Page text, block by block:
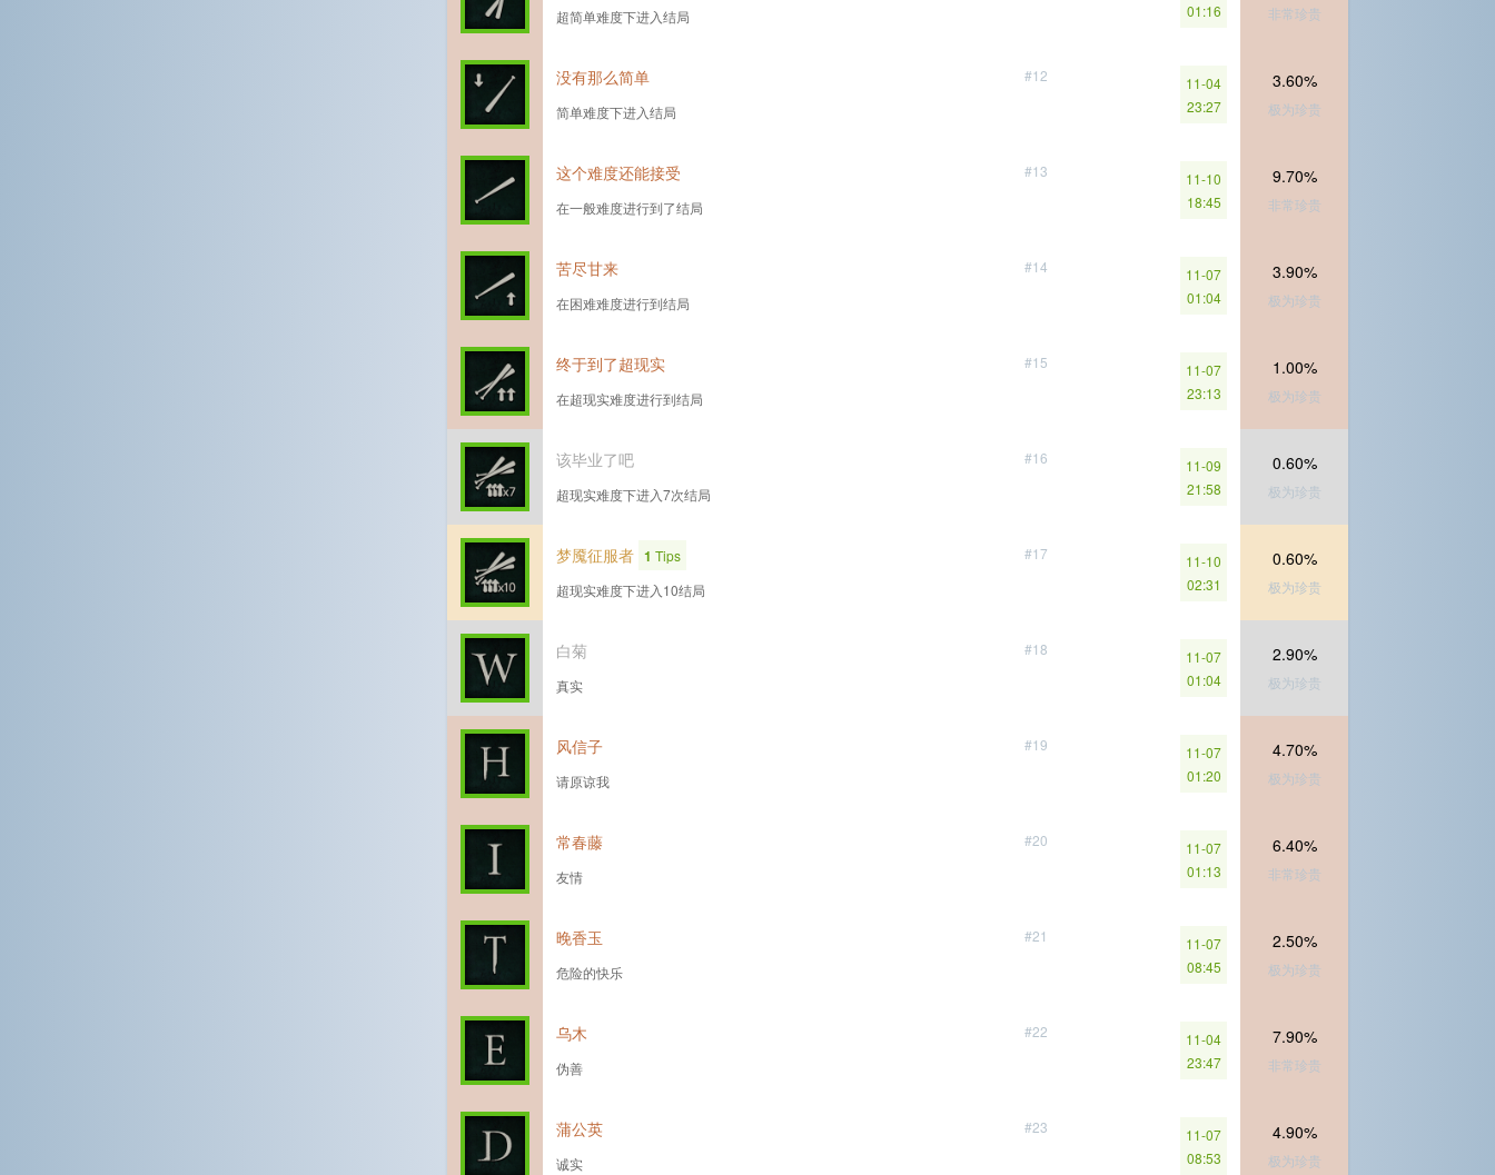
超简单难度下进入结局
01:16
非常珍贵
#12
没有那么简单
简单难度下进入结局
11-04
23:27
3.60%
极为珍贵
#13
这个难度还能接受
在一般难度进行到了结局
11-10
18:45
9.70%
非常珍贵
#14
苦尽甘来
在困难难度进行到结局
11-07
01:04
3.90%
极为珍贵
#15
终于到了超现实
在超现实难度进行到结局
11-07
23:13
1.00%
极为珍贵
#16
该毕业了吧
超现实难度下进入7次结局
11-09
21:58
0.60%
极为珍贵
#17
梦魇征服者 1 Tips
超现实难度下进入10结局
11-10
02:31
0.60%
极为珍贵
#18
白菊
真实
11-07
01:04
2.90%
极为珍贵
#19
风信子
请原谅我
11-07
01:20
4.70%
极为珍贵
#20
常春藤
友情
11-07
01:13
6.40%
非常珍贵
#21
晚香玉
危险的快乐
11-07
08:45
2.50%
极为珍贵
#22
乌木
伪善
11-04
23:47
7.90%
非常珍贵
#23
蒲公英
诚实
11-07
08:53
4.90%
极为珍贵